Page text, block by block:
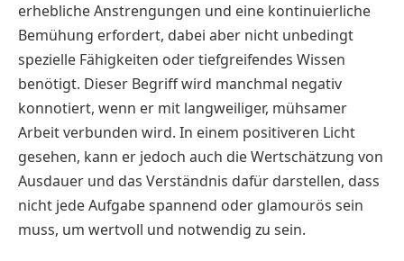
erhebliche Anstrengungen und eine kontinuierliche
Bemühung erfordert, dabei aber nicht unbedingt
spezielle Fähigkeiten oder tiefgreifendes Wissen
benötigt. Dieser Begriff wird manchmal negativ
konnotiert, wenn er mit langweiliger, mühsamer
Arbeit verbunden wird. In einem positiveren Licht
gesehen, kann er jedoch auch die Wertschätzung von
Ausdauer und das Verständnis dafür darstellen, dass
nicht jede Aufgabe spannend oder glamourös sein
muss, um wertvoll und notwendig zu sein.